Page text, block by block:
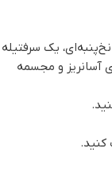
یک سرفتیله
سری آسانریز و مجسمه
کنید.